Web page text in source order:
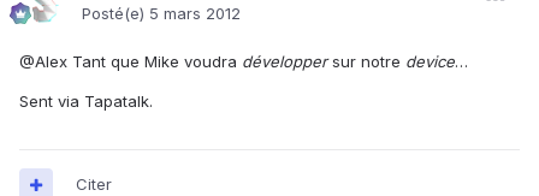
Posté(e) 5 mars 2012
@Alex Tant que Mike voudra développersur notre device…
Sent via Tapatalk.
Citer